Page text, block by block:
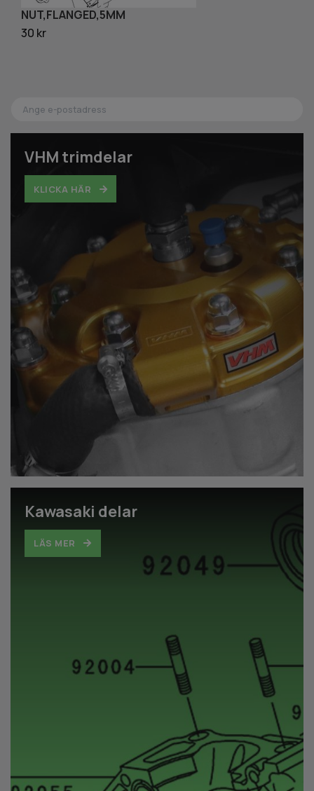
VHM trimdelar
KLICKA HÄR
Kawasaki delar
LÄS MER
NUT,FLANGED,5MM
30 kr